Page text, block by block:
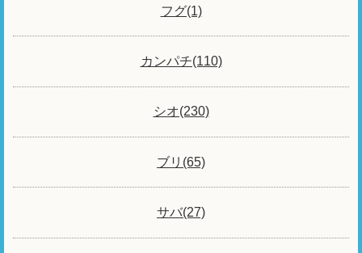
フグ(1)
カンパチ(110)
シオ(230)
ブリ(65)
サバ(27)